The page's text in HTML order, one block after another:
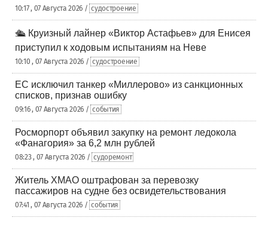
10:17 , 07 Августа 2026 / судостроение
🛳️ Круизный лайнер «Виктор Астафьев» для Енисея
приступил к ходовым испытаниям на Неве
10:10 , 07 Августа 2026 / судостроение
ЕС исключил танкер «Миллерово» из санкционных
списков, признав ошибку
09:16 , 07 Августа 2026 / события
Росморпорт объявил закупку на ремонт ледокола
«Фанагория» за 6,2 млн рублей
08:23 , 07 Августа 2026 / судоремонт
Житель ХМАО оштрафован за перевозку
пассажиров на судне без освидетельствования
07:41 , 07 Августа 2026 / события